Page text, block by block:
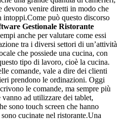
devono venire diretti in modo che
può questo discorso
Gestionale Ristorante
anche per valutare come essi
tra i diversi settori di un’attività
che possiede una cucina, con
tipo di lavoro, cioè la cucina.
comande, vale a dire dei clienti
prendono le ordinazioni. Oggi
le comande, ma sempre più
ad utilizzare dei tablet,
sono touch screen che hanno
cucinate nel ristorante.Una